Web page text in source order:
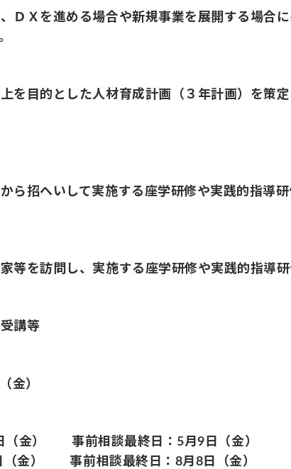
ＤＸを進める場合や新規事業を展開する場合に
を目的とした人材育成計画（３年計画）を策定
ら招へいして実施する座学研修や実践的指導研
等を訪問し、実施する座学研修や実践的指導
講等
金）
（金） 事前相談最終日：5月9日（金）
金） 事前相談最終日：8月8日（金）